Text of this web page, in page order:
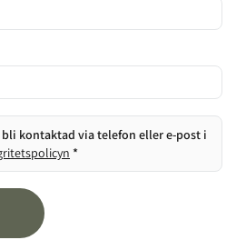
kontaktad via telefon eller e-post i
*